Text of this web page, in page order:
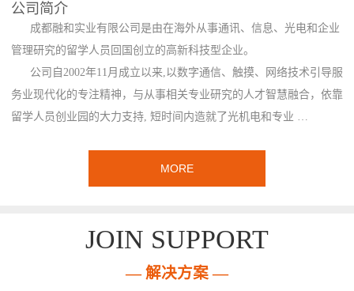
公司简介
成都融和实业有限公司是由在海外从事通讯、信息、光电和企业
管理研究的留学人员回国创立的高新科技型企业。
公司自2002年11月成立以来,以数字通信、触摸、网络技术引导服
务业现代化的专注精神，与从事相关专业研究的人才智慧融合，依靠
留学人员创业园的大力支持, 短时间内造就了光机电和专业 …
MORE
JOIN SUPPORT
— 解决方案 —